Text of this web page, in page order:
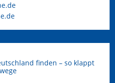
finden – so klappt